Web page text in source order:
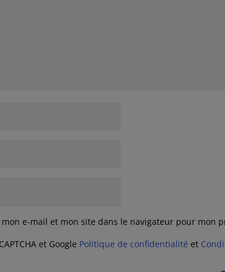
e-mail et mon site dans le navigateur pour mon
et Google Politique de confidentialité et